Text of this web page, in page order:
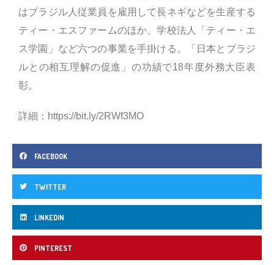
はブラジル人従業員を雇用して長ネギなどを生産する
ティー・エスファームのほか、学校法人「ティー・エ
ス学園」など六つの事業を手掛ける。「日本とブラジ
ルとの相互理解の促進」の功績で18年度外務大臣表
彰。
詳細： https://bit.ly/2RWf3MO
FACEBOOK
TWITTER
LINKEDIN
PINTEREST